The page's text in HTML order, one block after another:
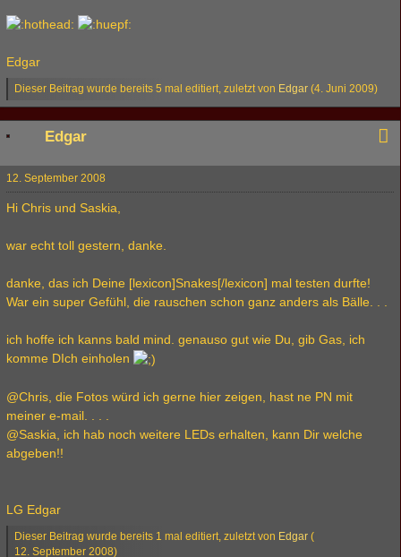
Edgar
Dieser Beitrag wurde bereits 5 mal editiert, zuletzt von Edgar (4. Juni 2009)
Edgar
12. September 2008
Hi Chris und Saskia,
war echt toll gestern, danke.
danke, das ich Deine [lexicon]Snakes[/lexicon] mal testen durfte!
War ein super Gefühl, die rauschen schon ganz anders als Bälle. . .
ich hoffe ich kanns bald mind. genauso gut wie Du, gib Gas, ich
komme DIch einholen
@Chris, die Fotos würd ich gerne hier zeigen, hast ne PN mit
meiner e-mail. . . .
@Saskia, ich hab noch weitere LEDs erhalten, kann Dir welche
abgeben!!
LG Edgar
Dieser Beitrag wurde bereits 1 mal editiert, zuletzt von Edgar (
12. September 2008)